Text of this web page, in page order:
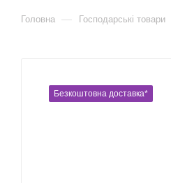
Головна — Господарські товари
Безкоштовна доставка*